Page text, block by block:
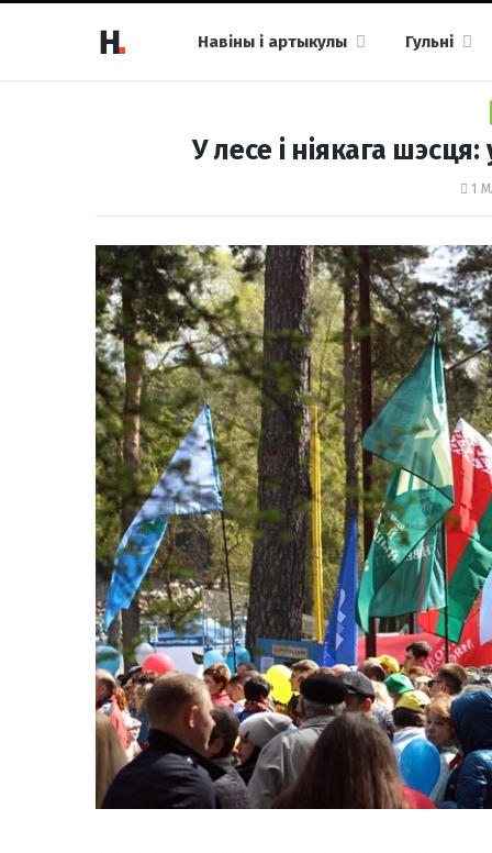
Навіны і артыкулы Гульні
У лесе і ніякага
1